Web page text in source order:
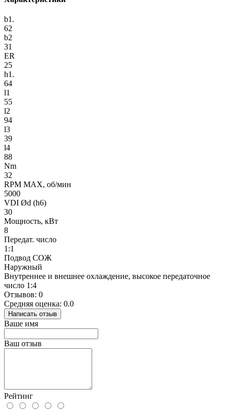
b1.
62
b2
31
ER
25
h1.
64
l1
55
l2
94
l3
39
l4
88
Nm
32
RPM MAX, об/мин
5000
VDI Ød (h6)
30
Мощность, кВт
8
Передат. число
1:1
Подвод СОЖ
Наружный
Внутреннее и внешнее охлаждение, высокое передаточное
число 1:4
Отзывов: 0
Средняя оценка: 0.0
Написать отзыв
Ваше имя
Ваш отзыв
Рейтинг